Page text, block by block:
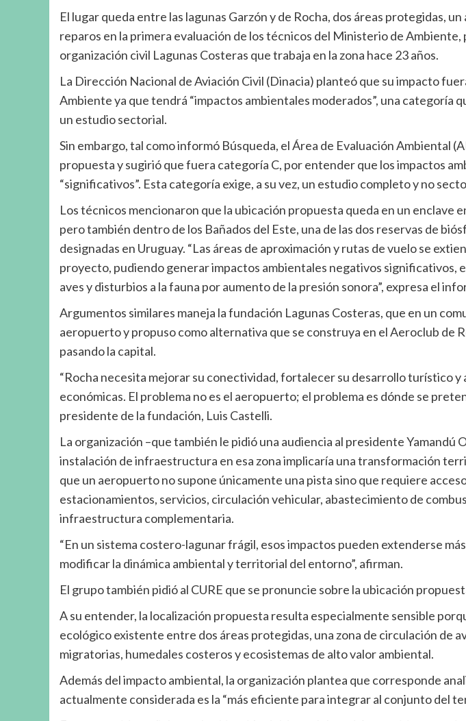
El lugar queda entre las lagunas Garzón y de Rocha, dos áreas protegidas,
reparos en la primera evaluación de los técnicos del Ministerio de Ambiente,
organización civil Lagunas Costeras que trabaja en la zona hace 23 años.
La Dirección Nacional de Aviación Civil (Dinacia) planteó que su impacto
Ambiente ya que tendrá “impactos ambientales moderados”, una categoría
un estudio sectorial.
Sin embargo, tal como informó Búsqueda, el Área de Evaluación Ambiental
propuesta y sugirió que fuera categoría C, por entender que los impactos
“significativos”. Esta categoría exige, a su vez, un estudio completo y no
Los técnicos mencionaron que la ubicación propuesta queda en un enclave
pero también dentro de los Bañados del Este, una de las dos reservas de
designadas en Uruguay. “Las áreas de aproximación y rutas de vuelo se
proyecto, pudiendo generar impactos ambientales negativos significativos,
aves y disturbios a la fauna por aumento de la presión sonora”, expresa el
Argumentos similares maneja la fundación Lagunas Costeras, que en un
aeropuerto y propuso como alternativa que se construya en el Aeroclub de
pasando la capital.
“Rocha necesita mejorar su conectividad, fortalecer su desarrollo turístico y
económicas. El problema no es el aeropuerto; el problema es dónde se
presidente de la fundación, Luis Castelli.
La organización –que también le pidió una audiencia al presidente Yamandú
instalación de infraestructura en esa zona implicaría una transformación
que un aeropuerto no supone únicamente una pista sino que requiere
estacionamientos, servicios, circulación vehicular, abastecimiento de
infraestructura complementaria.
“En un sistema costero-lagunar frágil, esos impactos pueden extenderse
modificar la dinámica ambiental y territorial del entorno”, afirman.
El grupo también pidió al CURE que se pronuncie sobre la ubicación
A su entender, la localización propuesta resulta especialmente sensible
ecológico existente entre dos áreas protegidas, una zona de circulación de
migratorias, humedales costeros y ecosistemas de alto valor ambiental.
Además del impacto ambiental, la organización plantea que corresponde
actualmente considerada es la “más eficiente para integrar al conjunto del